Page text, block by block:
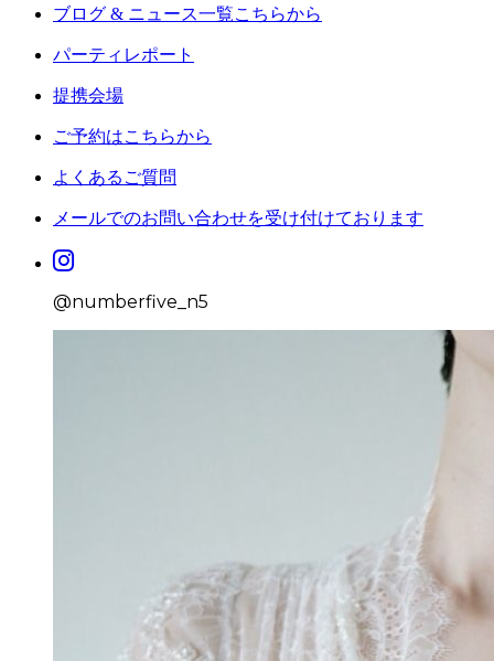
ブログ & ニュース一覧こちらから
パーティレポート
提携会場
ご予約はこちらから
よくあるご質問
メールでのお問い合わせを受け付けております
@numberfive_n5